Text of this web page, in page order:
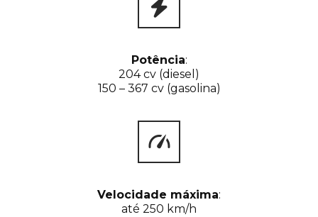
Potência:
204 cv (diesel)
150 – 367 cv (gasolina)
Velocidade máxima:
até 250 km/h